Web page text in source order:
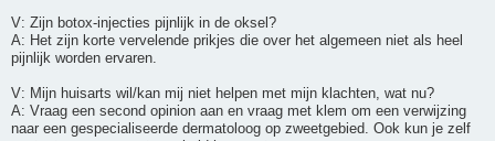
V: Zijn botox-injecties pijnlijk in de oksel?
A: Het zijn korte vervelende prikjes die over het algemeen niet als heel
pijnlijk worden ervaren.
V: Mijn huisarts wil/kan mij niet helpen met mijn klachten, wat nu?
A: Vraag een second opinion aan en vraag met klem om een verwijzing
naar een gespecialiseerde dermatoloog op zweetgebied. Ook kun je zelf